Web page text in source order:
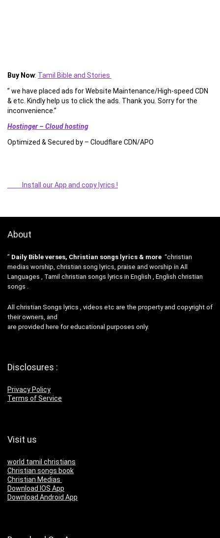
Buy Now: Tamil Bible and Stories
” we have placed ads for Website Maintenance/High-speed CDN
& etc. Kindly help us to click the ads. Thank you. Sorry for the
inconvenience.”
Hostinger – Cloud hosting
Optimized & Secured by – Cloudflare CDN/APO
Install our App and copy lyrics !
About
” Daily Bible verses, Christian songs lyrics & more “christian
medias worship, christian song lyrics, praise and worship in All
Languages , Tamil christian songs lyrics in English , English christian
songs .
All christian Songs lyrics , videos etc are the property and copyright of
their owners, and
are provided here for educational purposes only.
Disclosures :
Privacy Policy
Terms of Service
Visit us
world tamil christians
Christian songs book
Christian Medias
Download IOS App
Download Android App